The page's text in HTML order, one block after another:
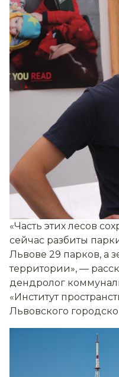
«Часть этих лесов
сейчас разбиты
Львове 29 парков, а
территории», —
дендролог
«Институт
Львовского